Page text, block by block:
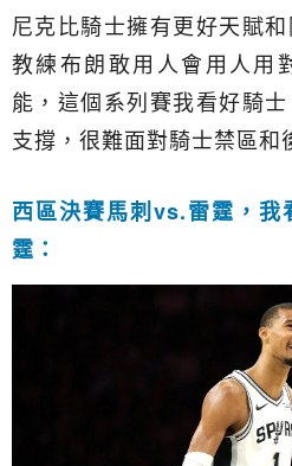
尼克比騎士擁有更好天賦
教練布朗敢用人會用人用
能，這個系列賽我看好騎
支撐，很難面對騎士禁區和
西區決賽馬刺vs.雷霆，我
霆：